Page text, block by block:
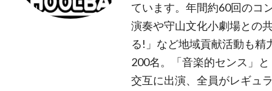
ています。年間約60回のコ
演奏や守山文化小劇場との
る!」など地域貢献活動も精
200名。「音楽的センス」
交互に出演、全員がレギュ